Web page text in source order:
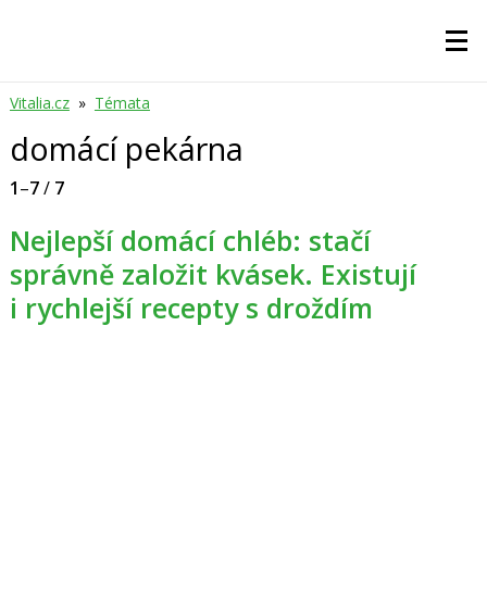
Vitalia.cz » Témata
domácí pekárna
1–7/ 7
Nejlepší domácí chléb: stačí
správně založit kvásek. Existují
i rychlejší recepty s droždím